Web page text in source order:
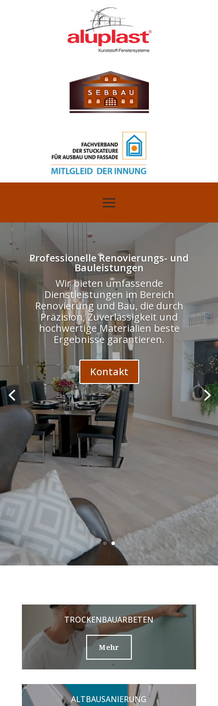
Professionelle Renovierungs- und
Bauleistungen
Wir bieten umfassende
Dienstleistungen im Bereich
Renovierung und Bau, die durch
Präzision, Zuverlässigkeit und
hochwertige Materialien beste
Ergebnisse garantieren.
Kontakt
TROCKENBAUARBETEN
Mehr
ALTBAUSANIERUNG